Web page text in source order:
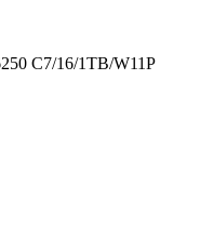
C7/16/1TB/W11P